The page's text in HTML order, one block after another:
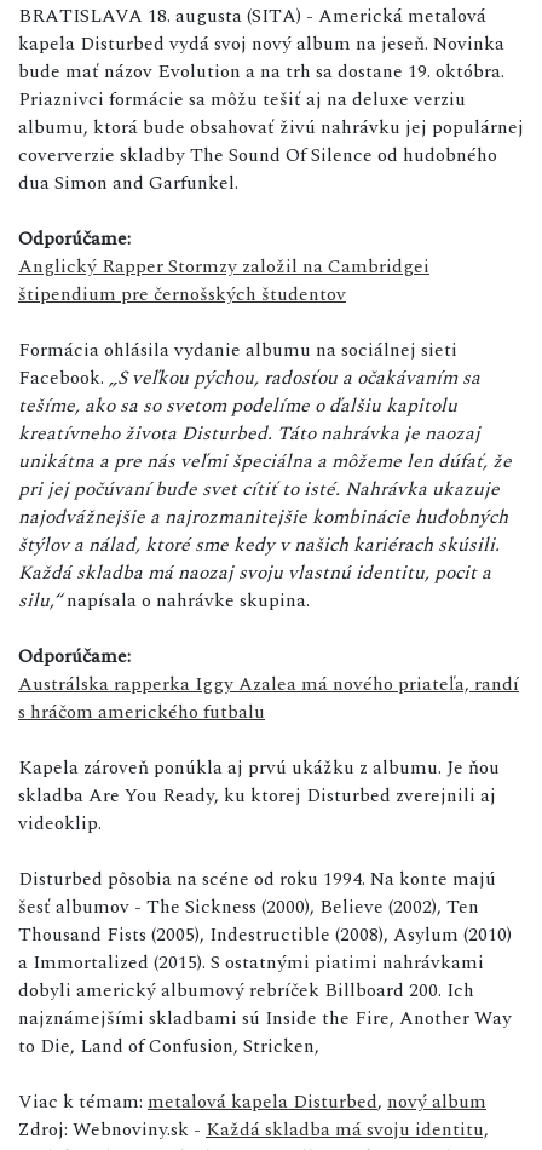
BRATISLAVA 18. augusta (SITA) - Americká metalová
kapela Disturbed vydá svoj nový album na jeseň. Novinka
bude mať názov Evolution a na trh sa dostane 19. októbra.
Priaznivci formácie sa môžu tešiť aj na deluxe verziu
albumu, ktorá bude obsahovať živú nahrávku jej populárnej
coververzie skladby The Sound Of Silence od hudobného
dua Simon and Garfunkel.
Odporúčame:
Anglický Rapper Stormzy založil na Cambridgei
štipendium pre černošských študentov
Formácia ohlásila vydanie albumu na sociálnej sieti
Facebook. „S veľkou pýchou, radosťou a očakávaním sa
tešíme, ako sa so svetom podelíme o ďalšiu kapitolu
kreatívneho života Disturbed. Táto nahrávka je naozaj
unikátna a pre nás veľmi špeciálna a môžeme len dúfať, že
pri jej počúvaní bude svet cítiť to isté. Nahrávka ukazuje
najodvážnejšie a najrozmanitejšie kombinácie hudobných
štýlov a nálad, ktoré sme kedy v našich kariérach skúsili.
Každá skladba má naozaj svoju vlastnú identitu, pocit a
silu,“napísala o nahrávke skupina.
Odporúčame:
Austrálska rapperka Iggy Azalea má nového priateľa, randí
s hráčom amerického futbalu
Kapela zároveň ponúkla aj prvú ukážku z albumu. Je ňou
skladba Are You Ready, ku ktorej Disturbed zverejnili aj
videoklip.
Disturbed pôsobia na scéne od roku 1994. Na konte majú
šesť albumov - The Sickness (2000), Believe (2002), Ten
Thousand Fists (2005), Indestructible (2008), Asylum (2010)
a Immortalized (2015). S ostatnými piatimi nahrávkami
dobyli americký albumový rebríček Billboard 200. Ich
najznámejšími skladbami sú Inside the Fire, Another Way
to Die, Land of Confusion, Stricken,
Viac k témam: metalová kapela Disturbed, nový album
Zdroj: Webnoviny.sk - Každá skladba má svoju identitu,